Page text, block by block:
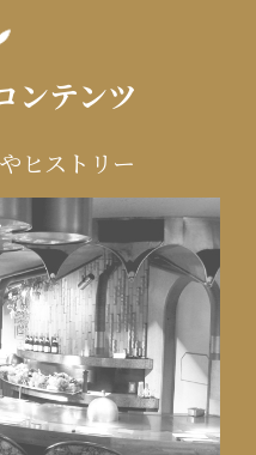
ンテンツ
ヒストリー